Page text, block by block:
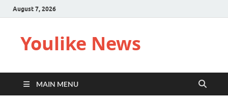
August 7, 2026
Youlike News
MAIN MENU